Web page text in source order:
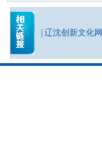
辽沈创新文化网